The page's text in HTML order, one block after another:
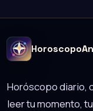
Horóscopo diario,
leer tu momento,